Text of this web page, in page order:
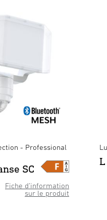
Fiche d’information
sur le produit
- Professional
SC